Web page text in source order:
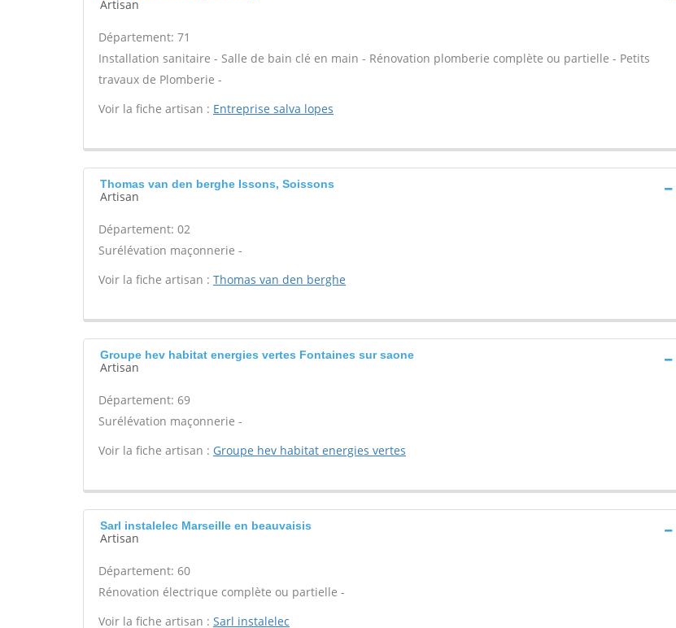
Artisan
Département: 71
Installation sanitaire - Salle de bain clé en main - Rénovation plomberie complète ou partielle - Petits
travaux de Plomberie -
Voir la fiche artisan : Entreprise salva lopes
Thomas van den berghe Issons, Soissons
Artisan
Département: 02
Surélévation maçonnerie -
Voir la fiche artisan : Thomas van den berghe
Groupe hev habitat energies vertes Fontaines sur saone
Artisan
Département: 69
Surélévation maçonnerie -
Voir la fiche artisan : Groupe hev habitat energies vertes
Sarl instalelec Marseille en beauvaisis
Artisan
Département: 60
Rénovation électrique complète ou partielle -
Voir la fiche artisan : Sarl instalelec